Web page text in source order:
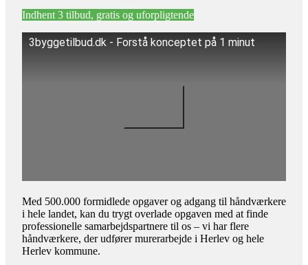
Indhent 3 tilbud, gratis og uforpligtende
3byggetilbud.dk - Forstå konceptet på 1 minut
Med 500.000 formidlede opgaver og adgang til håndværkere
i hele landet, kan du trygt overlade opgaven med at finde
professionelle samarbejdspartnere til os – vi har flere
håndværkere, der udfører murerarbejde i Herlev og hele
Herlev kommune.